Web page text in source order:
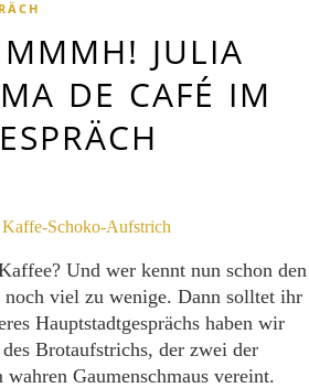
JULIA
DE CAFÉ IM
Und wer kennt nun schon den
viel zu wenige. Dann solltet ihr
Hauptstadtgesprächs haben wir
Brotaufstrichs, der zwei der
Gaumenschmaus vereint.